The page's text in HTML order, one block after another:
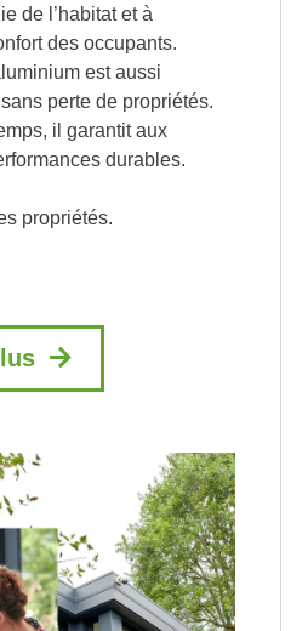
de l’habitat et à
des occupants.
est aussi
perte de propriétés.
il garantit aux
durables.
propriétés.